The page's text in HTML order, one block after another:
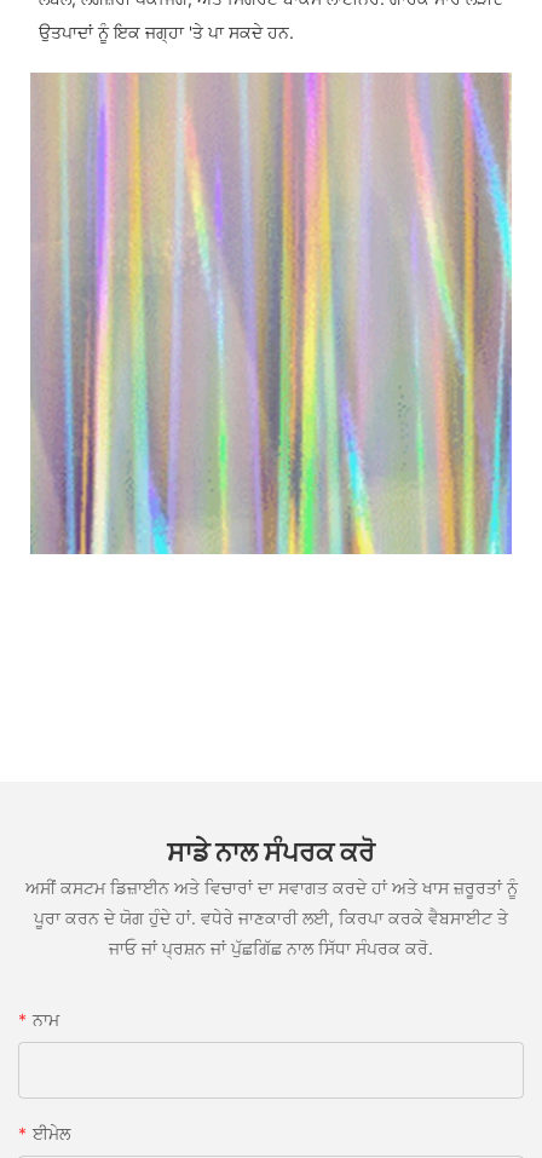
ਉਤਪਾਦਾਂ ਨੂੰ ਇਕ ਜਗ੍ਹਾ 'ਤੇ ਪਾ ਸਕਦੇ ਹਨ.
ਸਾਡੇ ਨਾਲ ਸੰਪਰਕ ਕਰੋ
ਅਸੀਂ ਕਸਟਮ ਡਿਜ਼ਾਈਨ ਅਤੇ ਵਿਚਾਰਾਂ ਦਾ ਸਵਾਗਤ ਕਰਦੇ ਹਾਂ ਅਤੇ ਖਾਸ ਜ਼ਰੂਰਤਾਂ ਨੂੰ
ਪੂਰਾ ਕਰਨ ਦੇ ਯੋਗ ਹੁੰਦੇ ਹਾਂ. ਵਧੇਰੇ ਜਾਣਕਾਰੀ ਲਈ, ਕਿਰਪਾ ਕਰਕੇ ਵੈਬਸਾਈਟ ਤੇ
ਜਾਓ ਜਾਂ ਪ੍ਰਸ਼ਨ ਜਾਂ ਪੁੱਛਗਿੱਛ ਨਾਲ ਸਿੱਧਾ ਸੰਪਰਕ ਕਰੋ.
ਨਾਮ
ਈਮੇਲ